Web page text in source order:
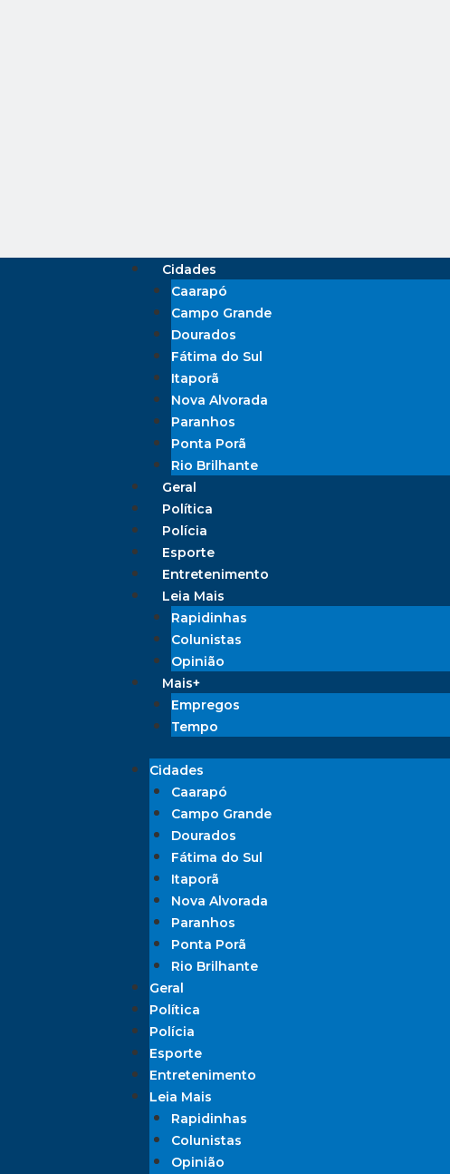
Cidades
Caarapó
Campo Grande
Dourados
Fátima do Sul
Itaporã
Nova Alvorada
Paranhos
Ponta Porã
Rio Brilhante
Geral
Política
Polícia
Esporte
Entretenimento
Leia Mais
Rapidinhas
Colunistas
Opinião
Mais+
Empregos
Tempo
Cidades
Caarapó
Campo Grande
Dourados
Fátima do Sul
Itaporã
Nova Alvorada
Paranhos
Ponta Porã
Rio Brilhante
Geral
Política
Polícia
Esporte
Entretenimento
Leia Mais
Rapidinhas
Colunistas
Opinião